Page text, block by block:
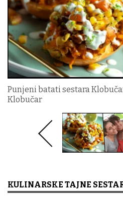
Punjeni batati sestara
Klobučar
KULINARSKE TAJNE